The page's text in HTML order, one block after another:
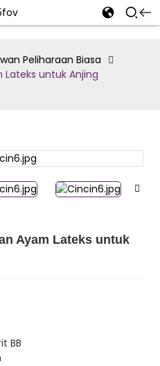
Peliharaan Biasa
Lateks untuk Anjing
Ayam Lateks untuk
BB